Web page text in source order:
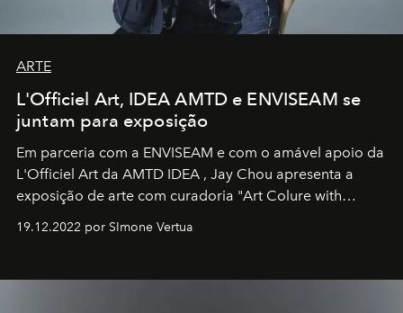
ARTE
L'Officiel Art, IDEA AMTD e ENVISEAM se
juntam para exposição
Em parceria com a ENVISEAM e com o amável apoio da
L'Officiel Art da AMTD IDEA , Jay Chou apresenta a
exposição de arte com curadoria "Art Colure with
19.12.2022 por SImone Vertua